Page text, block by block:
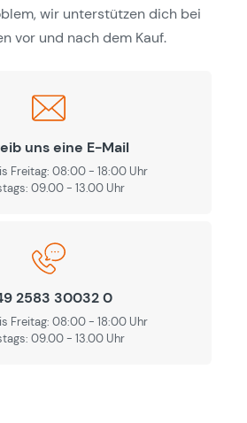
wir unterstützen dich bei
vor und nach dem Kauf.
uns eine E-Mail
Freitag: 08:00 - 18:00 Uhr
09.00 - 13.00 Uhr
2583 30032 0
Freitag: 08:00 - 18:00 Uhr
09.00 - 13.00 Uhr